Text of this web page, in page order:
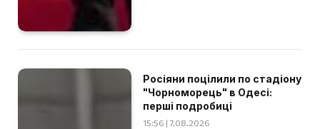
Росіяни поцілили по стадіону
"Чорноморець" в Одесі:
перші подробиці
15:56 | 7.08.2026